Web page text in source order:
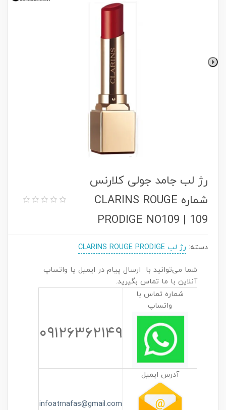
رژ لب جامد جولی کلارنس
شماره CLARINS ROUGE
PRODIGE NO109 | 109
دسته: رژ لب CLARINS ROUGE PRODIGE
شما می‌توانید با ارسال پیام در ایمیل یا واتساپ
آنلاین با ما تماس بگیرید.
شماره تماس با
واتساپ
۰۹۱۲۶۳۶۲۱۴۹
آدرس ایمیل
infoatrnafas@gmail.com